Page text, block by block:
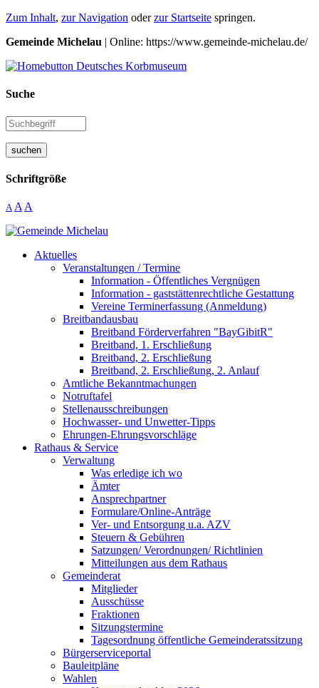
Zum Inhalt, zur Navigation oderzur Startseite springen.
Gemeinde Michelau | Online: https://www.gemeinde-michelau.de/
Suche
suchen
Schriftgröße
A A A
Aktuelles
Veranstaltungen / Termine
Information - Öffentliches Vergnügen
Information - gaststättenrechtliche Gestattung
Vereine Terminerfassung (Anmeldung)
Breitbandausbau
Breitband Förderverfahren "BayGibitR"
Breitband, 1. Erschließung
Breitband, 2. Erschließung
Breitband, 2. Erschließung, 2. Anlauf
Amtliche Bekanntmachungen
Notruftafel
Stellenausschreibungen
Hochwasser- und Unwetter-Tipps
Ehrungen-Ehrungsvorschläge
Rathaus & Service
Verwaltung
Was erledige ich wo
Ämter
Ansprechpartner
Formulare/Online-Anträge
Ver- und Entsorgung u.a. AZV
Steuern & Gebühren
Satzungen/ Verordnungen/ Richtlinien
Mitteilungen aus dem Rathaus
Gemeinderat
Mitglieder
Ausschüsse
Fraktionen
Sitzungstermine
Tagesordnung öffentliche Gemeinderatssitzung
Bürgerserviceportal
Bauleitpläne
Wahlen